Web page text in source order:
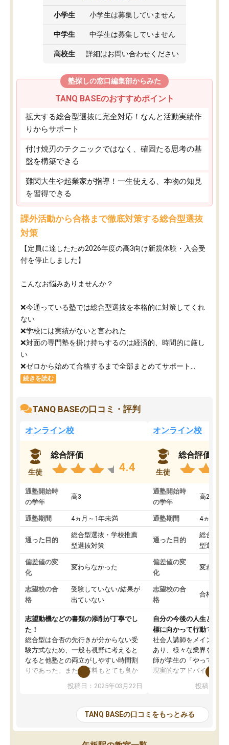
小学生 小学生は募集していません
中学生 中学生は募集していません
高校生 詳細はお問い合わせください
塾探しの窓口編集部からみた
TANQ BASEのおすすめポイント
拡大する総合型選抜に完全対応！なんと活動実績作
りからサポート
付け焼刃のテクニックではなく、確固たる思考の基
盤を構築できる
難関大生や起業家が指導！一生使える、本物の知見
を習得できる
課外活動から合格まで徹底対策する総合型選抜
対策
【定員に達したため2026年度の高3向け新規体験・入会受
付を停止しました】
こんなお悩みありませんか？
❌今通っている塾では総合型選抜を本格的に対策してくれ
ない
❌学校には実績がないと言われた
❌対面の専門塾を掛け持ちするのは経済的、時間的に厳し
い
❌ゼロから始めて合格するまで全部まとめてサポート...
続きを読む
TANQ BASEの口コミ・評判
オンライン校
生徒
総合評価
4.4
通塾開始時
の学年
高3
通塾期間 4ヵ月～1年未満
通った目的
総合型選抜・学校推薦
型選抜対策
偏差値の変
化
変わらなかった
志望校の合
格
受験していない/結果が
出ていない
志望動機などの書類の添削が丁寧でし
た！
総合型は合否の先行きが分からない受
験方式なため、一般も視野に考えると
なると他塾との両立がしやすい時間割
りであった。また授業料もとても良か
総合型の多くの塾は大学生が見ること
大学生の目だけでなく、数人の大人に
も目を通して頂ける。そのため多くの
意見を聞くことができ、より良いもの
を推敲することが可能だ。
投稿日：2025年03月22日
オンライン校
生徒
総合評価
通塾開始時
の学年
高2
通塾期間 4ヵ月～1
通った目的
総合型選
型選抜対
偏差値の変
化
変わらな
志望校の合
格
合格した
自分の今後の人生と真剣
標に向かって行動できる
社会人講師をメインとし
あり、様々な業界を経験
師が学生の「やってみた
現実的なアドバイスを行
分野について学生知識
総合型選抜対策として志
接・小論文などの技術指
ション内容になっていま
投稿日：
TANQ BASEの口コミをもっとみる